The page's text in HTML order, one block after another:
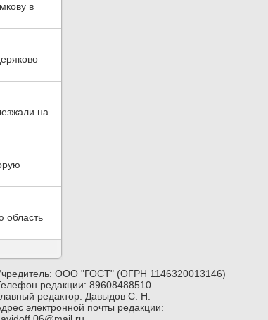
в
на
область
ООО "ГОСТ" (ОГРН 1146320013146)
редакции: 89608488510
редактор: Давыдов С. Н.
электронной почты редакции: